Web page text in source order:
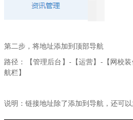
第二步，将地址添加到顶部导航
路径：【管理后台】-【运营】-【网校
航栏】
说明：链接地址除了添加到导航，还可